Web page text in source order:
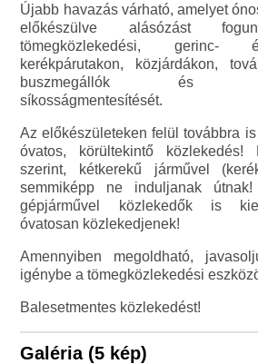
Újabb havazás várható, amelyet
előkészülve alásózást
tömegközlekedési, gerinc-
kerékpárutakon, közjárdákon,
buszmegállók és
síkosságmentesítését.
Az előkészületeken felül továbbra
óvatos, körültekintő közlekedés!
szerint, kétkerekű járművel
semmiképp ne induljanak
gépjárművel közlekedők is
óvatosan közlekedjenek!
Amennyiben megoldható,
igénybe a tömegközlekedési
Balesetmentes közlekedést!
Galéria (5 kép)